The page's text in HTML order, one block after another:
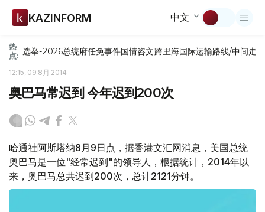
KAZINFORM 中文
热
点: 选举-2026总统府任免事件国情咨文跨里海国际运输路线/中间走廊
12:15, 09 8月 2014
奥巴马常迟到 今年迟到200次
哈通社阿斯塔纳8月9日点，据香港文汇网消息，美国总统
奥巴马是一位"经常迟到"的领导人，根据统计，2014年以
来，奥巴马总共迟到200次，总计2121分钟。